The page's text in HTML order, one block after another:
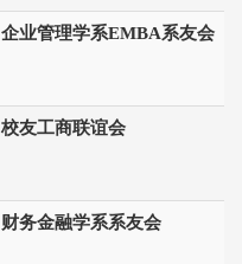
企业管理学系EMBA系友会
校友工商联谊会
财务金融学系系友会